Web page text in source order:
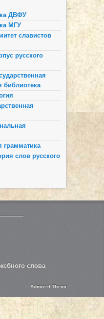
ДВФУ
МГУ
славистов
русского
библиотека
грамматика
слов русского
слова
Admired Theme